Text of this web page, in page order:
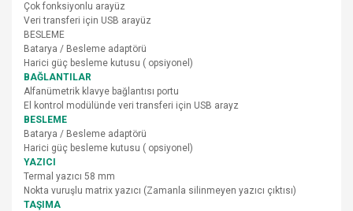
Çok fonksiyonlu arayüz
Veri transferi için USB arayüz
BESLEME
Batarya / Besleme adaptörü
Harici güç besleme kutusu ( opsiyonel)
BAĞLANTILAR
Alfanümetrik klavye bağlantısı portu
El kontrol modülünde veri transferi için USB arayz
BESLEME
Batarya / Besleme adaptörü
Harici güç besleme kutusu ( opsiyonel)
YAZICI
Termal yazıcı 58 mm
Nokta vuruşlu matrix yazıcı (Zamanla silinmeyen yazıcı çıktısı)
TAŞIMA